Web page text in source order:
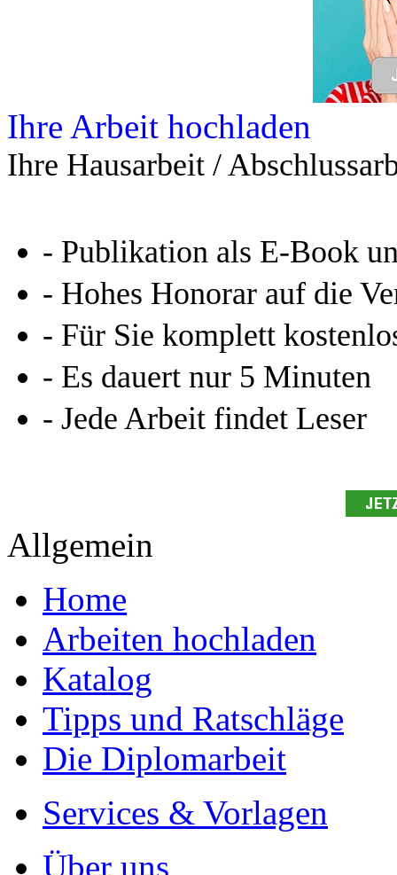
Kennen Sie schon das
Online-Magazin von
neugierig - aktuell -
Entdecken Sie hilfreiche
Studium!